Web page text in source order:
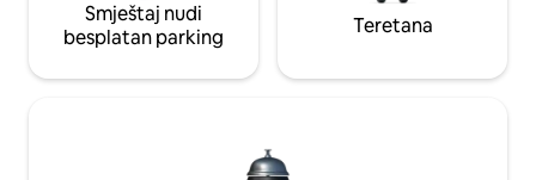
Smještaj nudi
besplatan parking
Teretana